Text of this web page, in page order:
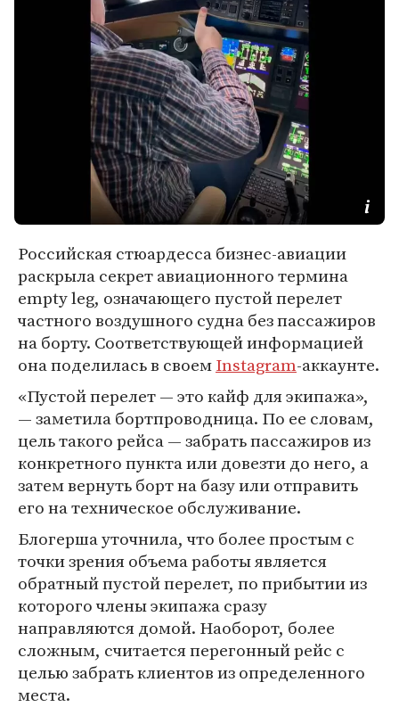
Российская стюардесса бизнес-авиации
раскрыла секрет авиационного термина
empty leg, означающего пустой перелет
частного воздушного судна без пассажиров
на борту. Соответствующей информацией
она поделилась в своемInstagram-аккаунте.
«Пустой перелет — это кайф для экипажа»,
— заметила бортпроводница. По ее словам,
цель такого рейса — забрать пассажиров из
конкретного пункта или довезти до него, а
затем вернуть борт на базу или отправить
его на техническое обслуживание.
Блогерша уточнила, что более простым с
точки зрения объема работы является
обратный пустой перелет, по прибытии из
которого члены экипажа сразу
направляются домой. Наоборот, более
сложным, считается перегонный рейс с
целью забрать клиентов из определенного
места.